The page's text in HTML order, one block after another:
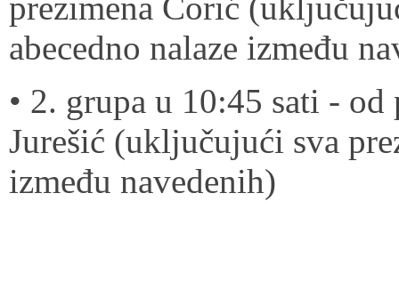
abecedno nalaze između
• 2. grupa u 10:45 sati -
Jurešić (uključujući sva
između navedenih)